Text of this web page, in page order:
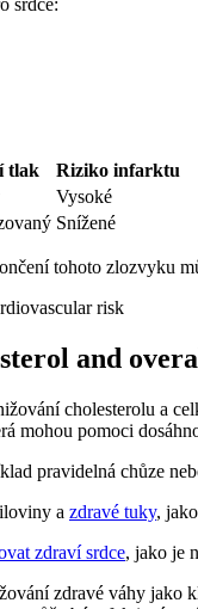
srdce:
tlak
Riziko infarktu
Vysoké
Snížené
tohoto zlozvyku
and
cholesterolu a
mohou pomoci
pravidelná chůze
a zdravé tuky,
zdraví srdce, jako je
zdravé váhy